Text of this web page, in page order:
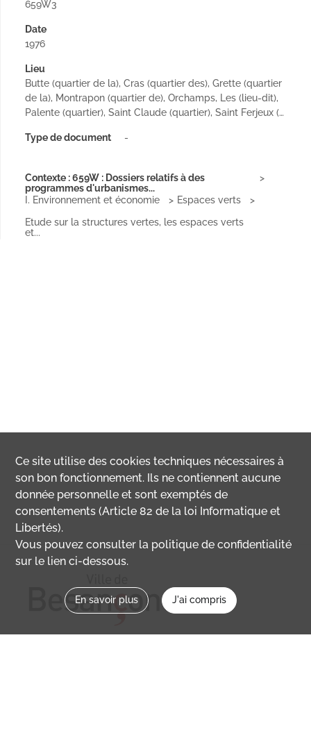
659W3
Date
1976
Lieu
Butte (quartier de la), Cras (quartier des), Grette (quartier
de la), Montrapon (quartier de), Orchamps, Les (lieu-dit),
Palente (quartier), Saint Claude (quartier), Saint Ferjeux (…
Type de document -
Contexte : 659W : Dossiers relatifs à des
programmes d'urbanismes...
I. Environnement et économie
Espaces verts
Etude sur la structures vertes, les espaces verts
et...
Ce site utilise descookies techniques nécessaires à
son bon fonctionnement. Ils ne contiennent aucune
donnée personnelle et sont exemptés de
consentements (Article 82 de la loi Informatique et
Libertés).
Vous pouvez consulter la politique de confidentialité
sur le lien ci-dessous.
En savoir plus J'ai compris